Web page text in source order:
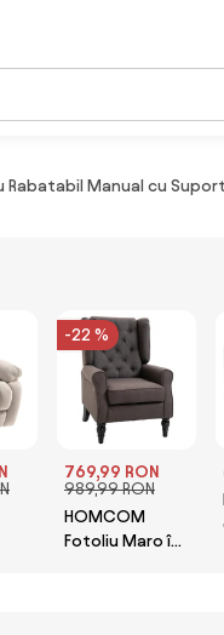
Rabatabil Manual cu
-22 %
769,99 RON
989,99 RON
HOMCOM
Fotoliu Maro în